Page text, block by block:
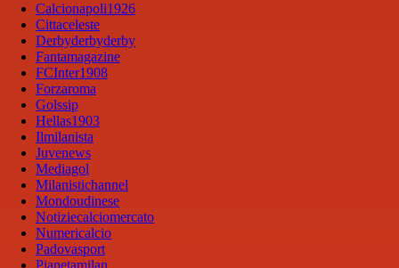
Calcionapoli1926
Cittaceleste
Derbyderbyderby
Fantamagazine
FCInter1908
Forzaroma
Golssip
Hellas1903
Ilmilanista
Juvenews
Mediagol
Milanistichannel
Mondoudinese
Notiziecalciomercato
Numericalcio
Padovasport